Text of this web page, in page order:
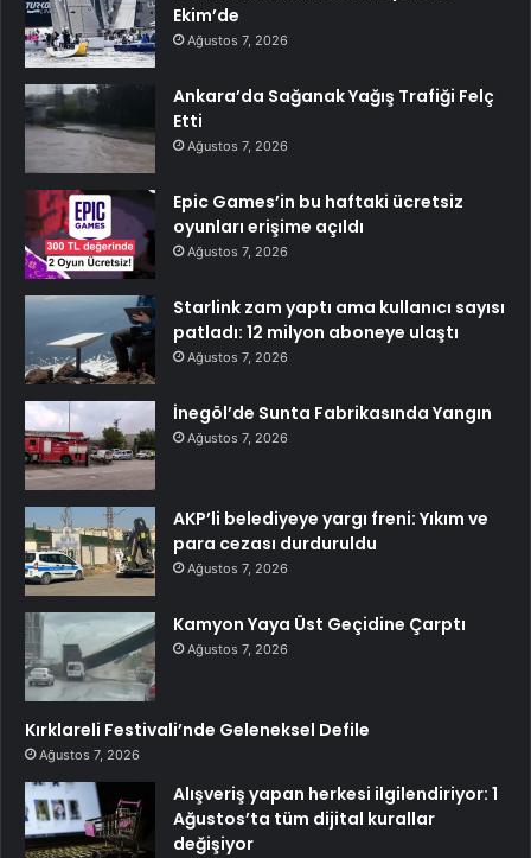
Ekim’de
Ağustos 7, 2026
Ankara’da Sağanak Yağış Trafiği Felç
Etti
Ağustos 7, 2026
Epic Games’in bu haftaki ücretsiz
oyunları erişime açıldı
Ağustos 7, 2026
Starlink zam yaptı ama kullanıcı sayısı
patladı: 12 milyon aboneye ulaştı
Ağustos 7, 2026
İnegöl’de Sunta Fabrikasında Yangın
Ağustos 7, 2026
AKP’li belediyeye yargı freni: Yıkım ve
para cezası durduruldu
Ağustos 7, 2026
Kamyon Yaya Üst Geçidine Çarptı
Ağustos 7, 2026
Kırklareli Festivali’nde Geleneksel Defile
Ağustos 7, 2026
Alışveriş yapan herkesi ilgilendiriyor: 1
Ağustos’ta tüm dijital kurallar
değişiyor